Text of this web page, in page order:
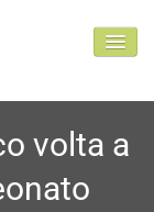
volta a